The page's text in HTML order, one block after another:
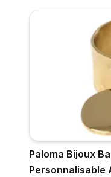
Paloma Bijoux
Personnalisable